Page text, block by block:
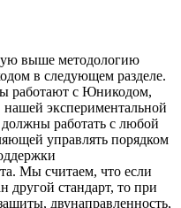
выше методологию
в следующем разделе.
работают с Юникодом,
экспериментальной
работать с любой
управлять порядком
Мы считаем, что если
другой стандарт, то при
двунаправленность,